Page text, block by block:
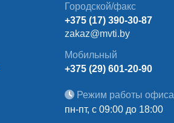
Городской/факс
+375 (17) 390-30-87
zakaz@mvti.by
Мобильный
+375 (29) 601-20-90
Режим работы офиса
пн-пт, с 09:00 до 18:00